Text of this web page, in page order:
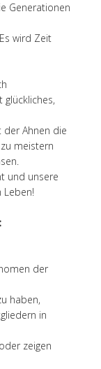
Generationen
wird Zeit
der Ahnen die
meistern
und unsere
Leben!
der
haben,
in
zeigen